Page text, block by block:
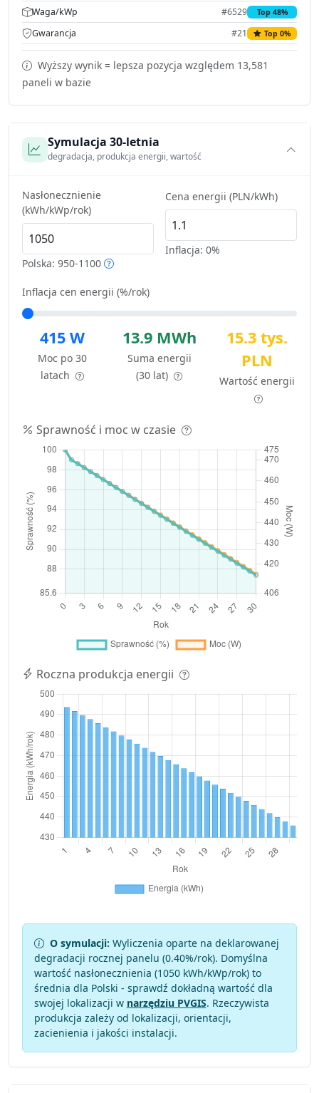
Waga/kWp #6529 Top 48%
Gwarancja #21 Top 0%
Wyższy wynik = lepsza pozycja względem 13,581
paneli w bazie
Symulacja 30-letnia
degradacja, produkcja energii, wartość
Nasłonecznienie
(kWh/kWp/rok)
Polska: 950-1100
Cena energii (PLN/kWh)
Inflacja: 0%
Inflacja cen energii (%/rok)
415 W
Moc po 30
latach
13.9 MWh
Suma energii
(30 lat)
15.3 tys.
PLN
Wartość energii
Sprawność i moc w czasie
Roczna produkcja energii
O symulacji: Wyliczenia oparte na deklarowanej
degradacji rocznej panelu (0.40%/rok). Domyślna
wartość nasłonecznienia (1050 kWh/kWp/rok) to
średnia dla Polski - sprawdź dokładną wartość dla
swojej lokalizacji w narzędziu PVGIS. Rzeczywista
produkcja zależy od lokalizacji, orientacji,
zacienienia i jakości instalacji.